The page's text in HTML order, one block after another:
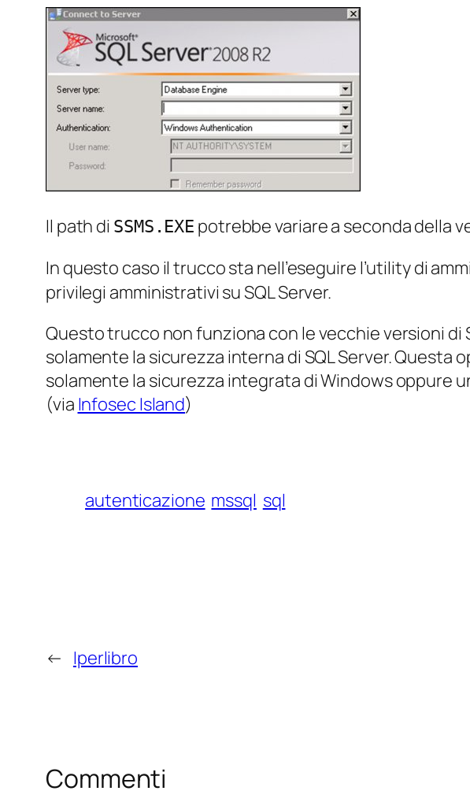
Il path di SSMS.EXE potrebbe variare a seconda della
In questo caso il trucco sta nell’eseguire l’utility di
privilegi amministrativi su SQL Server.
Questo trucco non funziona con le vecchie versioni
solamente la sicurezza interna di SQL Server.
solamente la sicurezza integrata di Windows oppure
(via Infosec Island)
autenticazione mssql sql
← Iperlibro
Commenti